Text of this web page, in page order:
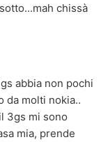
chissà
abbia non pochi
da molti nokia..
3gs mi sono
mia, prende